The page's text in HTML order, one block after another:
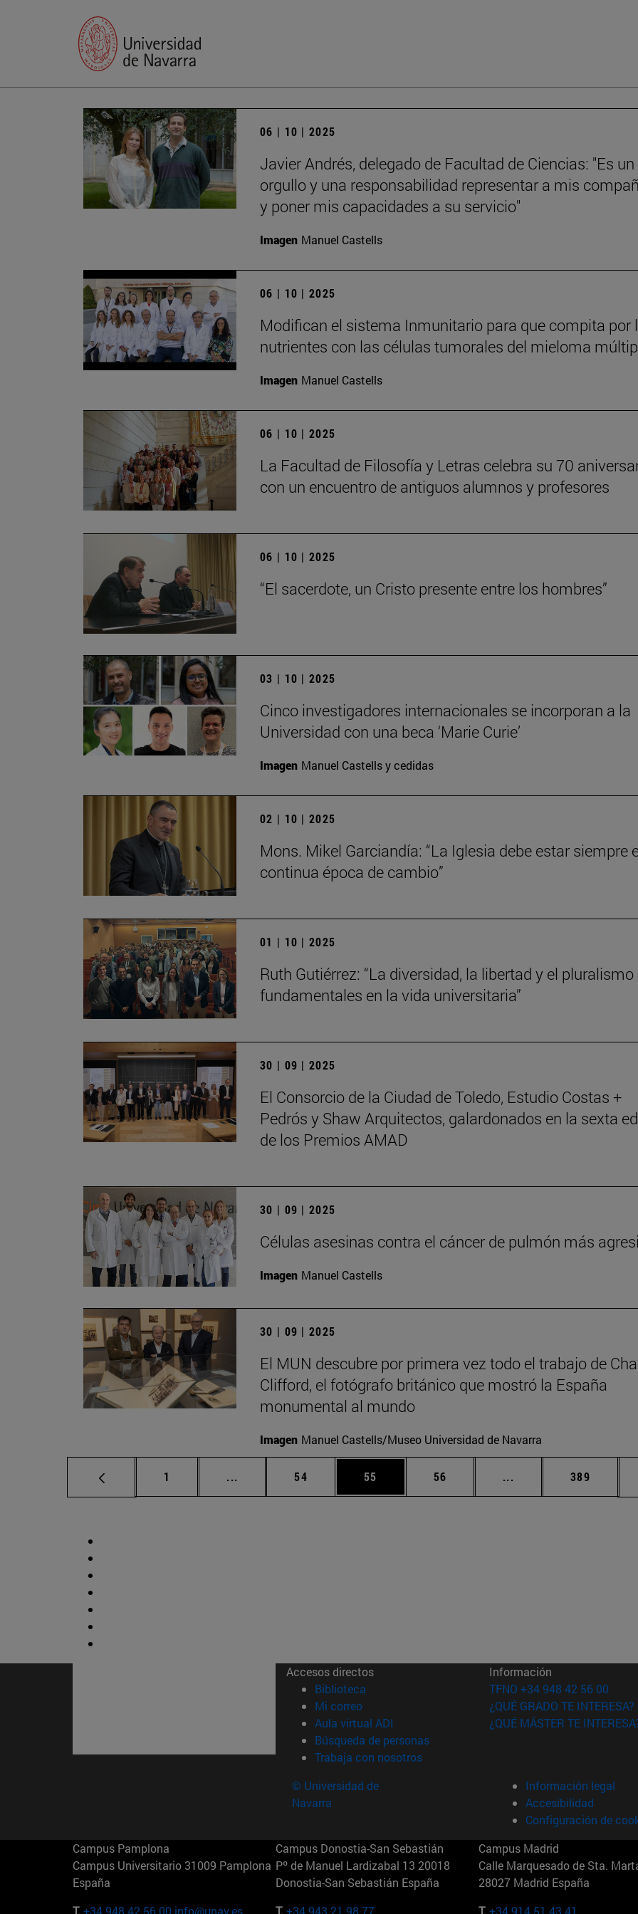
06 | 10 | 2025
Javier Andrés, delegado de Facultad de Ciencias: "Es un
orgullo y una responsabilidad representar a mis
y poner mis capacidades a su servicio"
Imagen Manuel Castells
06 | 10 | 2025
Modifican el sistema Inmunitario para que compita por
nutrientes con las células tumorales del mieloma
Imagen Manuel Castells
06 | 10 | 2025
La Facultad de Filosofía y Letras celebra su 70
con un encuentro de antiguos alumnos y profesores
06 | 10 | 2025
“El sacerdote, un Cristo presente entre los hombres”
03 | 10 | 2025
Cinco investigadores internacionales se incorporan a la
Universidad con una beca ‘Marie Curie’
Imagen Manuel Castells y cedidas
02 | 10 | 2025
Mons. Mikel Garciandía: “La Iglesia debe estar siempre
continua época de cambio”
01 | 10 | 2025
Ruth Gutiérrez: “La diversidad, la libertad y el
fundamentales en la vida universitaria”
30 | 09 | 2025
El Consorcio de la Ciudad de Toledo, Estudio Costas +
Pedrós y Shaw Arquitectos, galardonados en la sexta
de los Premios AMAD
30 | 09 | 2025
Células asesinas contra el cáncer de pulmón más
Imagen Manuel Castells
30 | 09 | 2025
El MUN descubre por primera vez todo el trabajo de
Clifford, el fotógrafo británico que mostró la España
monumental al mundo
Imagen Manuel Castells/Museo Universidad de Navarra
Página
1 ... Páginas intermedias Use TAB para desplazarse.
Página
54 Página
55 Página
56 ... Páginas intermedias
Página
389
Accesos directos
Biblioteca (abre en nueva ventana)
Mi correo(abre en nueva ventana)
Aula virtual ADI (abre en nueva ventana)
Búsqueda de personas(abre en nueva ventana)
Trabaja con nosotros(abre en nueva ventana)
Información
TFNO +34 948 42 56 00
¿QUÉ GRADO TE INTERESA?
¿QUÉ MÁSTER TE
© Universidad de
Navarra
Información legal
Accesibilidad
Configuración de
Campus Pamplona
Campus Universitario 31009 Pamplona
España
T. +34 948 42 56 00 info@unav.es
Campus Donostia-San Sebastián
Pº de Manuel Lardizabal 13 20018
Donostia-San Sebastián España
T. +34 943 21 98 77
Campus Madrid
Calle Marquesado de Sta.
28027 Madrid España
T. +34 914 51 43 41